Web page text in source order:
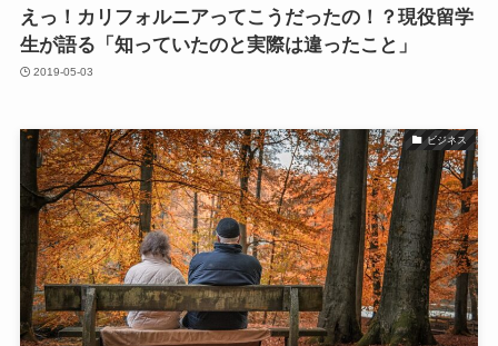
えっ！カリフォルニアってこうだったの！？現役留学
生が語る「知っていたのと実際は違ったこと」
2019-05-03
ビジネス